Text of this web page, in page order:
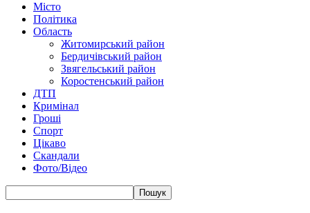
Місто
Політика
Область
Житомирський район
Бердичівський район
Звягельський район
Коростенський район
ДТП
Кримінал
Гроші
Спорт
Цікаво
Скандали
Фото/Відео